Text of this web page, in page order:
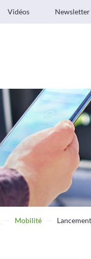
Vidéos Newsletter
Mobilité